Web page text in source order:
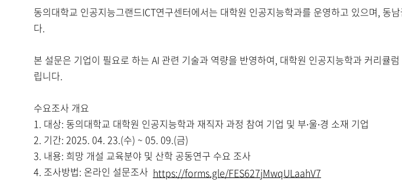
동의대학교 인공지능그랜드ICT연구센터에서는 대학원 인공지능학과를 운영하고 있으며,
다.
본 설문은 기업이 필요로 하는 AI 관련 기술과 역량을 반영하여, 대학원 인공지능학과 커리
립니다.
수요조사 개요
1. 대상: 동의대학교 대학원 인공지능학과 재직자 과정 참여 기업 및 부∙울∙경 소재 기업
2. 기간: 2025. 04. 23.(수) ~ 05. 09.(금)
3. 내용: 희망 개설 교육분야 및 산학 공동연구 수요 조사
4. 조사방법: 온라인 설문조사 https://forms.gle/FES627jMwqULaahV7